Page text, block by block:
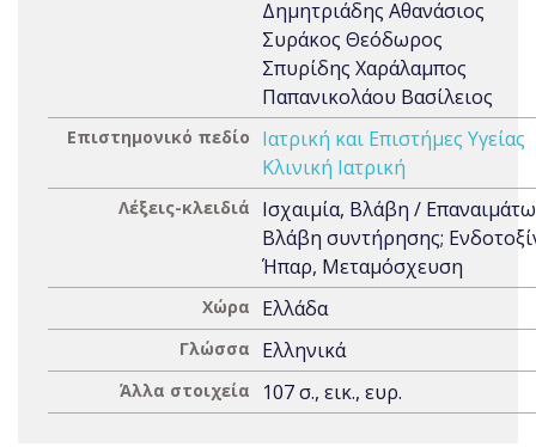
Δημητριάδης Αθανάσιος
Συράκος Θεόδωρος
Σπυρίδης Χαράλαμπος
Παπανικολάου Βασίλειος
Επιστημονικό πεδίο
Ιατρική και Επιστήμες Υγείας
Κλινική Ιατρική
Λέξεις-κλειδιά
Ισχαιμία, Βλάβη /
Βλάβη συντήρησης;
Ήπαρ, Μεταμόσχευση
Χώρα Ελλάδα
Γλώσσα Ελληνικά
Άλλα στοιχεία 107 σ., εικ., ευρ.